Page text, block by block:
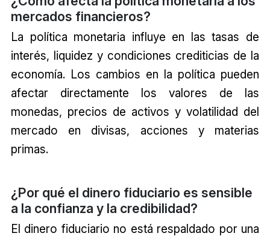
mercados financieros?
La política monetaria influye en las tasas de
interés, liquidez y condiciones crediticias de la
economía. Los cambios en la política pueden
afectar directamente los valores de las
monedas, precios de activos y volatilidad del
mercado en divisas, acciones y materias
primas.
¿Por qué el dinero fiduciario es sensible
a la confianza y la credibilidad?
El dinero fiduciario no está respaldado por una